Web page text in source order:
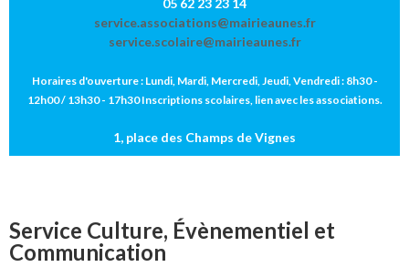
05 62 23 23 14
service.associations@mairieaunes.fr
service.scolaire@mairieaunes.fr
Horaires d'ouverture : Lundi, Mardi, Mercredi, Jeudi, Vendredi : 8h30 -
12h00 / 13h30 - 17h30 Inscriptions scolaires, lien avec les associations.
1, place des Champs de Vignes
Service Culture, Évènementiel et
Communication